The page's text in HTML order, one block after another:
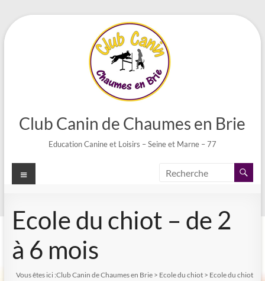
Aller
au
Club Canin de Chaumes en Brie
Education Canine et Loisirs – Seine et Marne – 77
Menu
Ecole du chiot – de 2
à 6 mois
Vous êtes ici :Club Canin de Chaumes en Brie > Ecole du chiot > Ecole du chiot